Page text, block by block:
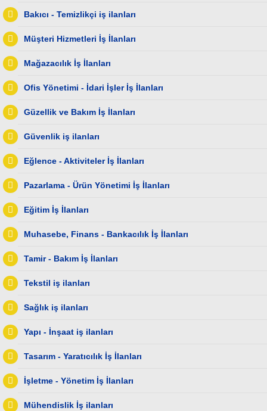
Bakıcı - Temizlikçi iş ilanları
Müşteri Hizmetleri İş İlanları
Mağazacılık İş İlanları
Ofis Yönetimi - İdari İşler İş İlanları
Güzellik ve Bakım İş İlanları
Güvenlik iş ilanları
Eğlence - Aktiviteler İş İlanları
Pazarlama - Ürün Yönetimi İş İlanları
Eğitim İş İlanları
Muhasebe, Finans - Bankacılık İş İlanları
Tamir - Bakım İş İlanları
Tekstil iş ilanları
Sağlık iş ilanları
Yapı - İnşaat iş ilanları
Tasarım - Yaratıcılık İş İlanları
İşletme - Yönetim İş İlanları
Mühendislik İş ilanları